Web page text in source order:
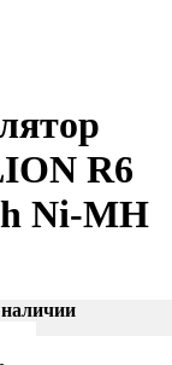
R6
Ni-MH